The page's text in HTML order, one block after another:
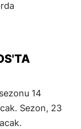
14
Sezon, 23